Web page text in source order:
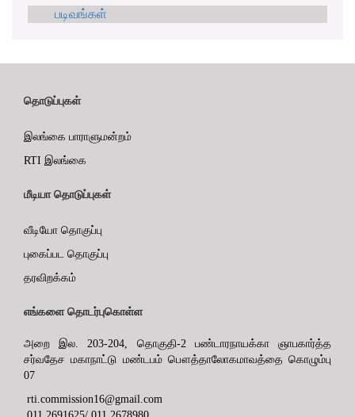
படிவங்கள்
தொடுப்புகள்
இலங்கை பாராளுமன்றம்
RTI இலங்கை
மீடியா தொடுப்புகள்
வீடியோ தொகுப்பு
புகைப்பட தொகுப்பு
தரவிறக்கம்
எங்களை தொடர்புகொள்ள
அறை இல. 203-204, தொகுதி-2 பண்டாரநாயக்கா ஞாபகார்த்த
சர்வதேச மகாநாட்டு மண்டபம் பௌத்தாலோகமாவத்தை கொழும்பு
07
rti.commission16@gmail.com